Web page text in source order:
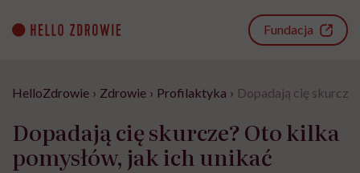
content
Fundacja
HelloZdrowie › Zdrowie › Profilaktyka › Dopadają cię
Dopadają cię skurcze? Oto kilka
pomysłów, jak ich unikać